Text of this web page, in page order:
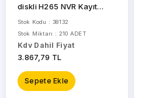
diskli H265 NVR Kayıt
Cihazı NVR2108HS-T
Stok Kodu : 38132
Stok Miktarı : 210 ADET
Kdv Dahil Fiyat
3.867,79 TL
Sepete Ekle